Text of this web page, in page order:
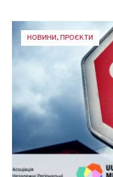
НОВИНИ,ПРОЄКТИ